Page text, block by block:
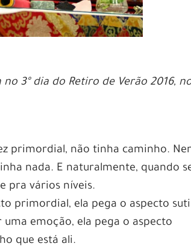
3º dia do Retiro de Verão 2016,
primordial, não tinha caminho.
nada. E naturalmente, quando
pra vários níveis.
primordial, ela pega o aspecto
emoção, ela pega o aspecto
que está ali.